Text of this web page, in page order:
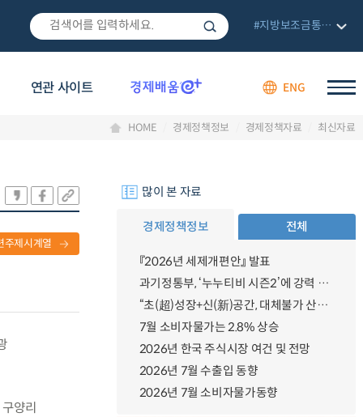
연관 사이트 ENG
#지방보조금통합관리망
HOME 경제정책정보 경제정책자료 최신자료
주제시계열
양리
많이 본 자료
경제정책정보 전체
『2026년 세제개편안』 발표
과기정통부, ‘누누티비 시즌2’에 강력 대응 의지 밝혀
“초(超)성장+신(新)공간, 대체불가 산업강국”
7월 소비자물가는 2.8% 상승
2026년 한국 주식시장 여건 및 전망
2026년 7월 수출입 동향
2026년 7월 소비자물가동향